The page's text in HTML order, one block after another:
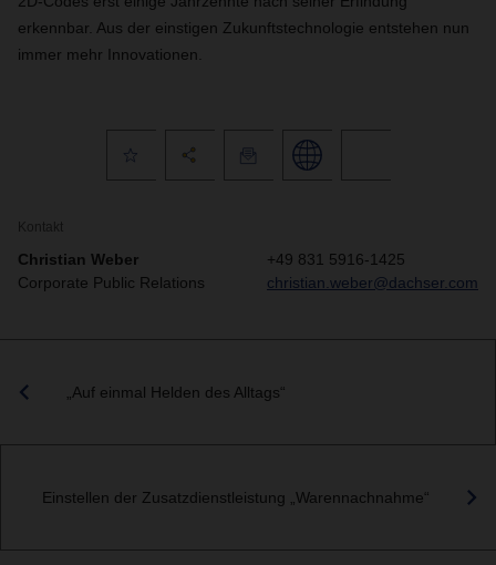
erkennbar. Aus der einstigen Zukunftstechnologie entstehen nun
immer mehr Innovationen.
Kontakt
Christian Weber
Corporate Public Relations
+49 831 5916-1425
christian.weber@dachser.com
„Auf einmal Helden des Alltags“
Einstellen der Zusatzdienstleistung „Warennachnahme“